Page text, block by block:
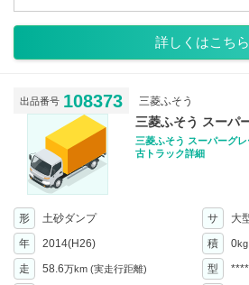
詳しくはこちら
出品番号 108373 三菱ふそう
三菱ふそう スーパ
三菱ふそう スーパーグ
古トラック詳細
形 土砂ダンプ サ
大
年
2014(H26) 積 0kg
走 58.6万km (実走行距離) 型